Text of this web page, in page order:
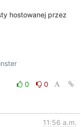
hostowanej przez
0
0
11:56 a.m.